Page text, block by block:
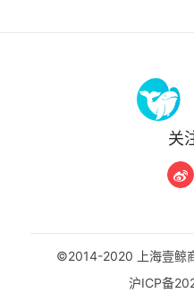
关
©2014-2020 上海壹鲸
沪ICP备